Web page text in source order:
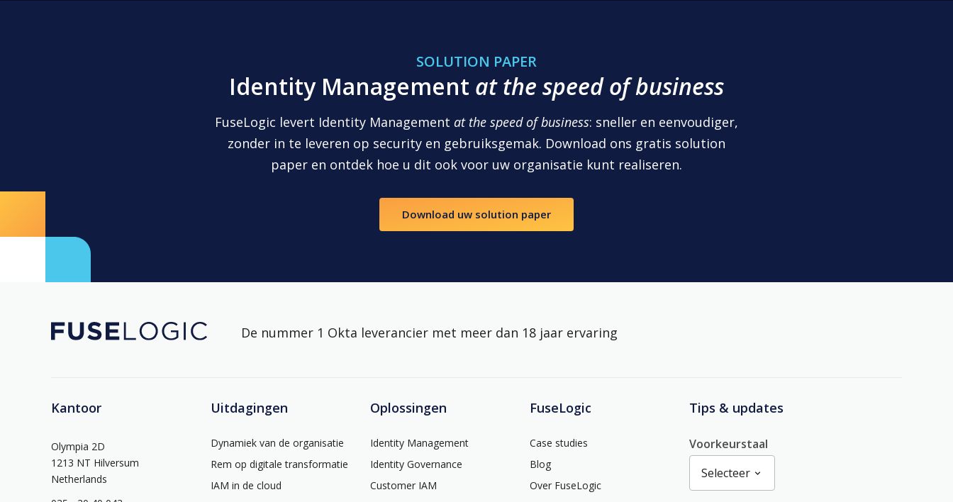
SOLUTION PAPER
Identity Management at the speed of business
FuseLogic levert Identity Management at the speed of business: sneller en eenvoudiger,
zonder in te leveren op security en gebruiksgemak. Download ons gratis solution
paper en ontdek hoe u dit ook voor uw organisatie kunt realiseren.
Download uw solution paper
De nummer 1 Okta leverancier met meer dan 18 jaar ervaring
Kantoor
Olympia 2D
1213 NT Hilversum
Netherlands
Uitdagingen
Dynamiek van de organisatie
Rem op digitale transformatie
IAM in de cloud
Oplossingen
Identity Management
Identity Governance
Customer IAM
FuseLogic
Case studies
Blog
Over FuseLogic
Tips & updates
Voorkeurstaal